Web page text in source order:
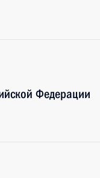
Федерации